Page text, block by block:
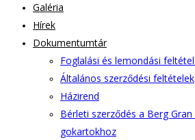
Galéria
Hírek
Dokumentumtár
Foglalási és lemondási
Általános szerződési feltételek
Házirend
Bérleti szerződés a Berg
gokartokhoz